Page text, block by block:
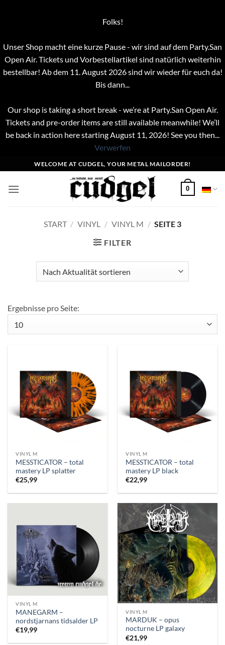
Folks!
Unser Shop macht eine kurze Pause - wir sind auf dem Party.San
Open Air. Tickets und Vorbestellartikel sind natürlich weiterhin
bestellbar! Ab dem 11. August 2026 sind wir wieder für euch da!
Bis dann...
Our shop is taking a short break - we’re at Party.San Open Air.
Tickets and pre-order items are still available meanwhile! We’ll
be back in action here starting August 11, 2026! See you then...
Verwerfen
Inhalt
springen
WELCOME AT CUDGEL, YOUR METAL MAILORDER!
0
START / VINYL / VINYL M / SEITE 3
FILTER
Ergebnisse pro Seite:
VINYL M
MESSTICATOR – total
mastery LP splatter
€25,99
VINYL M
MESSTICATOR – total
mastery LP black
€22,99
VINYL M
MANEGARM –
nordstjarnans tidsalder LP
€19,99
VINYL M
MARDUK – opus
nocturne LP galaxy
€21,99